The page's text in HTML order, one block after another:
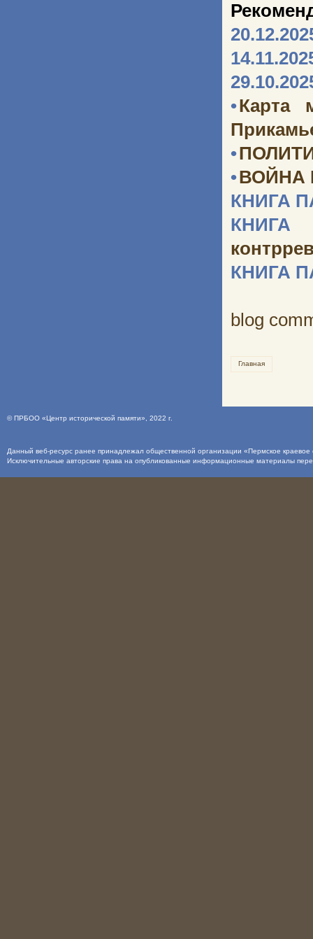
•Карта
•
•ВОЙНА
КНИГА
КНИГА
КНИГА
blog
Главная
©ПРБОО «Центр исторической памяти» , 2022 г.
Данный веб-ресурс ранее принадлежал общественной организации «Пермское
Исключительные авторские права на опубликованные информационные материалы